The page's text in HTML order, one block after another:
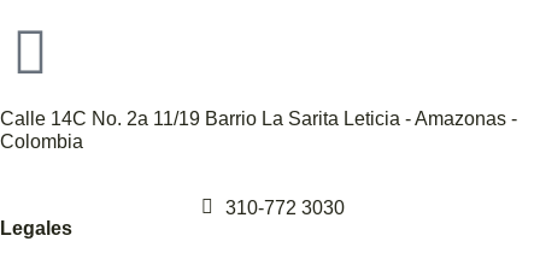
Calle 14C No. 2a 11/19 Barrio La Sarita Leticia - Amazonas -
Colombia
310-772 3030
Legales